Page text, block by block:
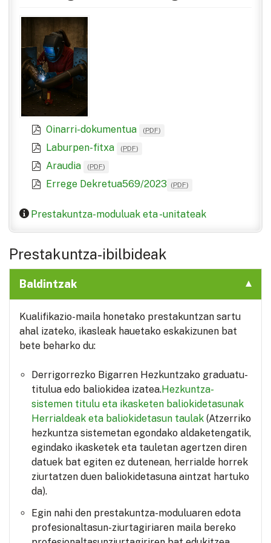
Oinarri-dokumentua (PDF)
Laburpen-fitxa (PDF)
Araudia (PDF)
Errege Dekretua569/2023 (PDF)
Prestakuntza-moduluak eta -unitateak
Prestakuntza-ibilbideak
Baldintzak
Kualifikazio-maila honetako prestakuntzan sartu
ahal izateko, ikasleak hauetako eskakizunen bat
bete beharko du:
Derrigorrezko Bigarren Hezkuntzako graduatu-
titulua edo baliokidea izatea.Hezkuntza-
sistemen titulu eta ikasketen baliokidetasunak
Herrialdeak eta baliokidetasun taulak (Atzerriko
hezkuntza sistemetan egondako aldaketengatik,
egindako ikasketek eta tauletan agertzen diren
datuek bat egiten ez dutenean, herrialde horrek
ziurtatzen duen baliokidetasuna aintzat hartuko
da).
Egin nahi den prestakuntza-moduluaren edota
profesionaltasun-ziurtagiriaren maila bereko